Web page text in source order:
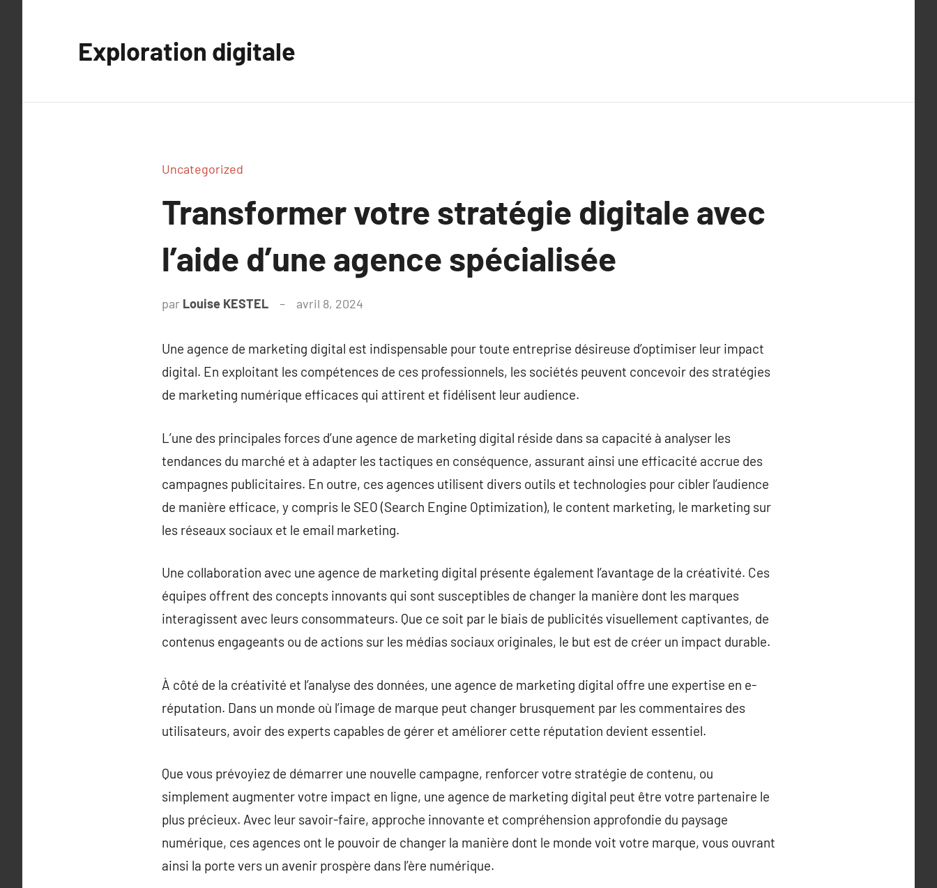
Exploration digitale
Uncategorized
Transformer votre stratégie digitale avec
l’aide d’une agence spécialisée
par Louise KESTEL avril 8, 2024
Une agence de marketing digital est indispensable pour toute entreprise désireuse d’optimiser leur impact
digital. En exploitant les compétences de ces professionnels, les sociétés peuvent concevoir des stratégies
de marketing numérique efficaces qui attirent et fidélisent leur audience.
L’une des principales forces d’une agence de marketing digital réside dans sa capacité à analyser les
tendances du marché et à adapter les tactiques en conséquence, assurant ainsi une efficacité accrue des
campagnes publicitaires. En outre, ces agences utilisent divers outils et technologies pour cibler l’audience
de manière efficace, y compris le SEO (Search Engine Optimization), le content marketing, le marketing sur
les réseaux sociaux et le email marketing.
Une collaboration avec une agence de marketing digital présente également l’avantage de la créativité. Ces
équipes offrent des concepts innovants qui sont susceptibles de changer la manière dont les marques
interagissent avec leurs consommateurs. Que ce soit par le biais de publicités visuellement captivantes, de
contenus engageants ou de actions sur les médias sociaux originales, le but est de créer un impact durable.
À côté de la créativité et l’analyse des données, une agence de marketing digital offre une expertise en e-
réputation. Dans un monde où l’image de marque peut changer brusquement par les commentaires des
utilisateurs, avoir des experts capables de gérer et améliorer cette réputation devient essentiel.
Que vous prévoyiez de démarrer une nouvelle campagne, renforcer votre stratégie de contenu, ou
simplement augmenter votre impact en ligne, une agence de marketing digital peut être votre partenaire le
plus précieux. Avec leur savoir-faire, approche innovante et compréhension approfondie du paysage
numérique, ces agences ont le pouvoir de changer la manière dont le monde voit votre marque, vous ouvrant
ainsi la porte vers un avenir prospère dans l’ère numérique.